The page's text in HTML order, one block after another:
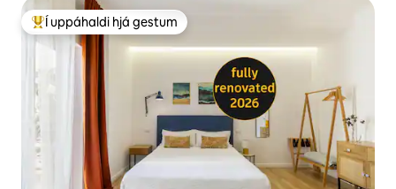
Í mestu uppáhaldi hjá gestum
Í uppáhaldi hjá gestum